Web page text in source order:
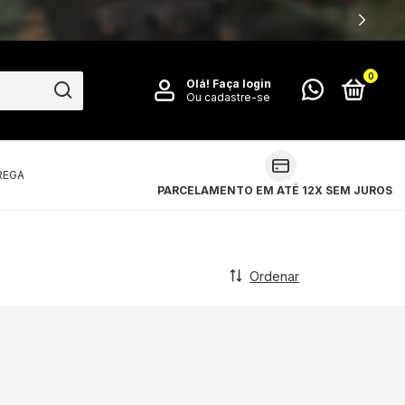
Olá! Faça login
Ou cadastre-se
0
PARCELAMENTO EM ATÉ 12X SEM JUROS
Ordenar